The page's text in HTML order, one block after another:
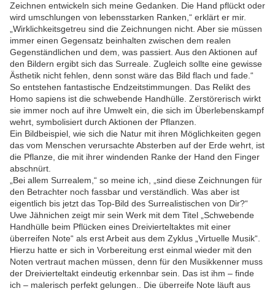
Zeichnen entwickeln sich meine Gedanken. Die Hand pflückt oder
wird umschlungen von lebensstarken Ranken,“ erklärt er mir.
„Wirklichkeitsgetreu sind die Zeichnungen nicht. Aber sie müssen
immer einen Gegensatz beinhalten zwischen dem realen
Gegenständlichen und dem, was passiert. Aus den Aktionen auf
den Bildern ergibt sich das Surreale. Zugleich sollte eine gewisse
Ästhetik nicht fehlen, denn sonst wäre das Bild flach und fade.“
So entstehen fantastische Endzeitstimmungen. Das Relikt des
Homo sapiens ist die schwebende Handhülle. Zerstörerisch wirkt
sie immer noch auf ihre Umwelt ein, die sich im Überlebenskampf
wehrt, symbolisiert durch Aktionen der Pflanzen.
Ein Bildbeispiel, wie sich die Natur mit ihren Möglichkeiten gegen
das vom Menschen verursachte Absterben auf der Erde wehrt, ist
die Pflanze, die mit ihrer windenden Ranke der Hand den Finger
abschnürt.
„Bei allem Surrealem,“ so meine ich, „sind diese Zeichnungen für
den Betrachter noch fassbar und verständlich. Was aber ist
eigentlich bis jetzt das Top-Bild des Surrealistischen von Dir?“
Uwe Jähnichen zeigt mir sein Werk mit dem Titel „Schwebende
Handhülle beim Pflücken eines Dreivierteltaktes mit einer
überreifen Note“ als erst Arbeit aus dem Zyklus „Virtuelle Musik“.
Hierzu hatte er sich in Vorbereitung erst einmal wieder mit den
Noten vertraut machen müssen, denn für den Musikkenner muss
der Dreivierteltakt eindeutig erkennbar sein. Das ist ihm – finde
ich – malerisch perfekt gelungen.. Die überreife Note läuft aus